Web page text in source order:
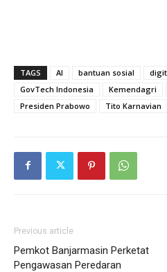
TAGS AI bantuan sosial
GovTech Indonesia
Kemendagri
Presiden Prabowo
Tito Karnavian
Previous article
Pemkot Banjarmasin Perketat
Pengawasan Peredaran